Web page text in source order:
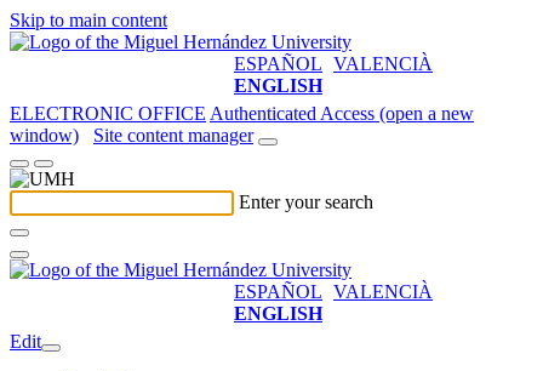
Skip to main content
ESPAÑOL VALENCIÀ
ENGLISH
ELECTRONIC OFFICE Authenticated Access (open a new
window)
Site content manager
Enter your search
ESPAÑOL VALENCIÀ
ENGLISH
Edit